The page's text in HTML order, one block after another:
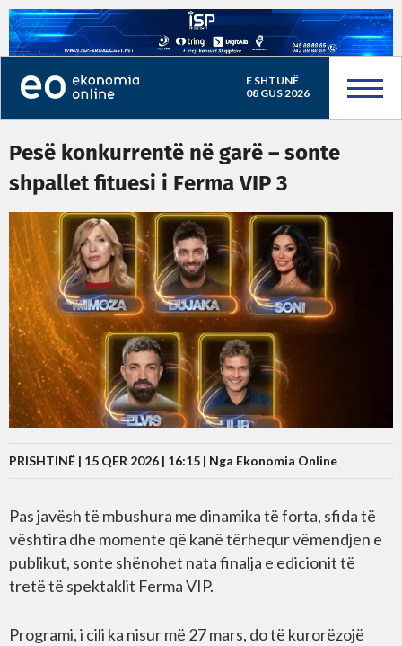
E SHTUNË
08 GUS 2026
Pesë konkurrentë në garë – sonte
shpallet fituesi i Ferma VIP 3
PRISHTINË | 15 QER 2026 | 16:15 | Nga Ekonomia Online
Pas javësh të mbushura me dinamika të forta, sfida të
vështira dhe momente që kanë tërhequr vëmendjen e
publikut, sonte shënohet nata finalja e edicionit të
tretë të spektaklit Ferma VIP.
Programi, i cili ka nisur më 27 mars, do të kurorëzojë